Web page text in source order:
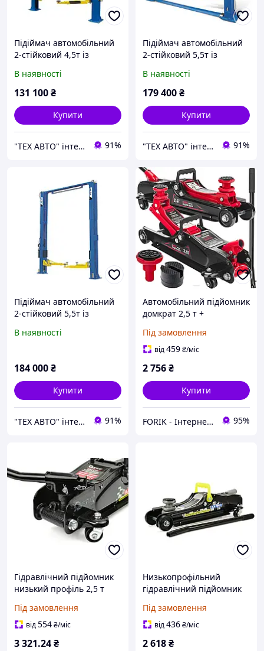
Підіймач автомобільний
2-стійковий 4,5т із
210C 380V PEAK
В наявності
131 100₴
Купити
"ТЕХ АВТО" інтернет магазин 91%
Підіймач автомобільний
2-стійковий 5,5т із
212 PEAK
В наявності
179 400₴
Купити
"ТЕХ АВТО" інтернет магазин 91%
Підіймач автомобільний
2-стійковий 5,5т із
212С PEAK
В наявності
184 000₴
Купити
"ТЕХ АВТО" інтернет магазин 91%
Автомобільний підйомник
домкрат 2,5 т +
RTNPH0030
Під замовлення
від459₴/міс
2 756₴
Купити
FORIK - Інтернет гіпермаркет 95%
Гідравлічний підйомник
низький профіль 2,5 т
Під замовлення
від554₴/міс
3 321.24₴
Низькопрофільний
гідравлічний підйомник
Під замовлення
від436₴/міс
2 618₴